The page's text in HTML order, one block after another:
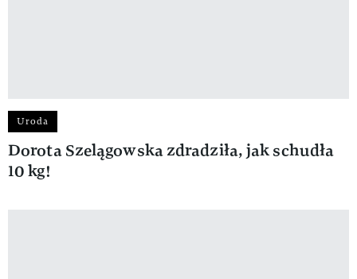
Uroda
Dorota Szelągowska zdradziła, jak schudła
10 kg!